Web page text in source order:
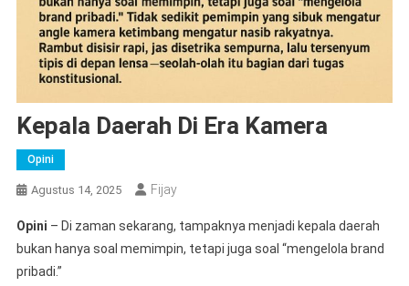
Kepala Daerah Di Era Kamera
Opini
Agustus 14, 2025 Fijay
Opini – Di zaman sekarang, tampaknya menjadi kepala daerah
bukan hanya soal memimpin, tetapi juga soal “mengelola brand
pribadi.”